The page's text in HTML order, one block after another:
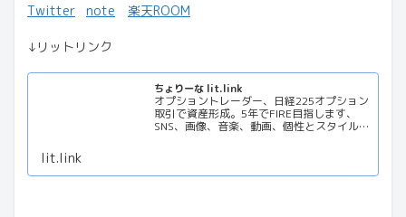
Twitter note 楽天ROOM
↓リットリンク
ちょりーな lit.link
オプショントレーダー、日経225オプション
取引で資産形成。5年でFIRE目指します、
SNS、画像、音楽、動画、個性とスタイルを
lit.link